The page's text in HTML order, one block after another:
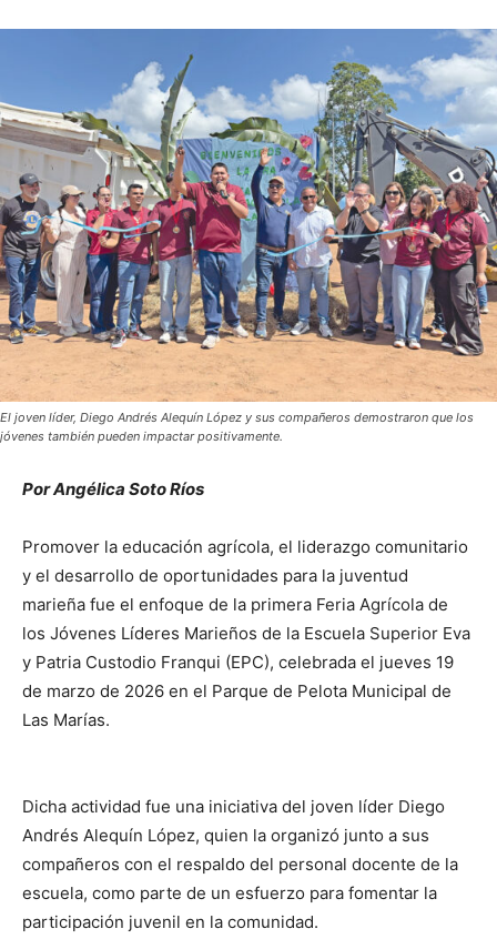
El joven líder, Diego Andrés Alequín López y sus compañeros demostraron que los
jóvenes también pueden impactar positivamente.
Por Angélica Soto Ríos
Promover la educación agrícola, el liderazgo comunitario
y el desarrollo de oportunidades para la juventud
marieña fue el enfoque de la primera Feria Agrícola de
los Jóvenes Líderes Marieños de la Escuela Superior Eva
y Patria Custodio Franqui (EPC), celebrada el jueves 19
de marzo de 2026 en el Parque de Pelota Municipal de
Las Marías.
Dicha actividad fue una iniciativa del joven líder Diego
Andrés Alequín López, quien la organizó junto a sus
compañeros con el respaldo del personal docente de la
escuela, como parte de un esfuerzo para fomentar la
participación juvenil en la comunidad.